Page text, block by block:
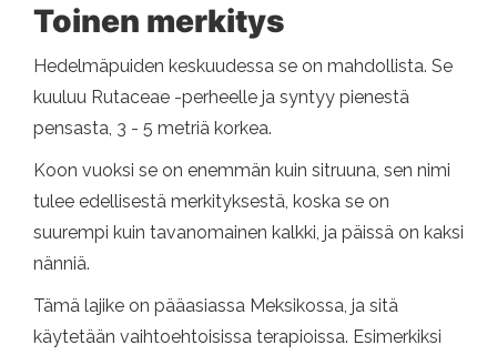
Toinen merkitys
Hedelmäpuiden keskuudessa se on mahdollista. Se
kuuluu Rutaceae -perheelle ja syntyy pienestä
pensasta, 3 - 5 metriä korkea.
Koon vuoksi se on enemmän kuin sitruuna, sen nimi
tulee edellisestä merkityksestä, koska se on
suurempi kuin tavanomainen kalkki, ja päissä on kaksi
nänniä.
Tämä lajike on pääasiassa Meksikossa, ja sitä
käytetään vaihtoehtoisissa terapioissa. Esimerkiksi